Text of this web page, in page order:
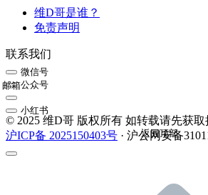
维D哥是谁？
免责声明
联系我们
微信号
公众号
邮箱
小红书
© 2025 维D哥 版权所有 如转载请先获取
沪ICP备 2025150403号 · 沪公网安备
返回顶部